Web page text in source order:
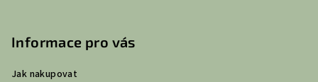
Informace pro vás
Jak nakupovat